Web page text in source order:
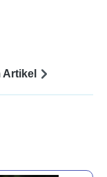
Artikel